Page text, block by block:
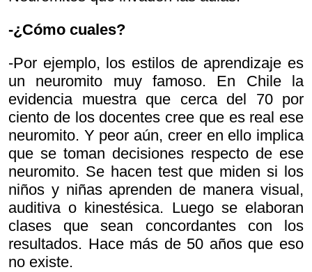
-¿Cómo cuales?
-Por ejemplo, los estilos de aprendizaje es
un neuromito muy famoso. En Chile la
evidencia muestra que cerca del 70 por
ciento de los docentes cree que es real ese
neuromito. Y peor aún, creer en ello implica
que se toman decisiones respecto de ese
neuromito. Se hacen test que miden si los
niños y niñas aprenden de manera visual,
auditiva o kinestésica. Luego se elaboran
clases que sean concordantes con los
resultados. Hace más de 50 años que eso
no existe.